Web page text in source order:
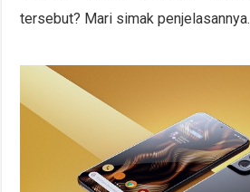
tersebut? Mari simak penjelasannya.